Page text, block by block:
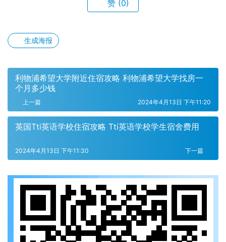
赞 (0)
生成海报
利物浦希望大学附近住宿攻略 利物浦希望大学找房一
个月多少钱
上一篇 2024年4月13日 下午11:20
英国Tti英语学校住宿攻略 Tti英语学校学生宿舍费用
下一篇
2024年4月13日 下午11:30